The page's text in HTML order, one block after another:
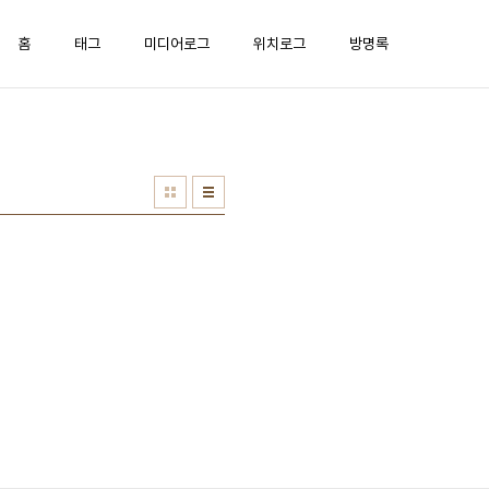
홈 태그 미디어로그 위치로그 방명록